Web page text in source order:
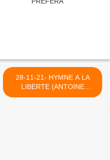
28-11-21- HYMNE A LA
LIBERTE (ANTOINE
DUPRE) >